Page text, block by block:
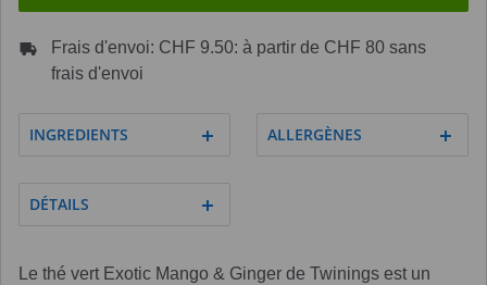
Frais d'envoi: CHF 9.50: à partir de CHF 80 sans
frais d'envoi
INGREDIENTS ALLERGÈNES
DÉTAILS
Le thé vert Exotic Mango & Ginger de Twinings est un